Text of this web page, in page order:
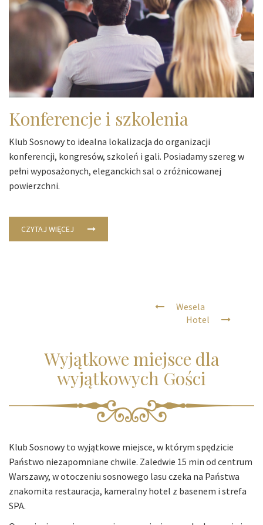
Konferencje i szkolenia
Klub Sosnowy to idealna lokalizacja do organizacji
konferencji, kongresów, szkoleń i gali. Posiadamy szereg w
pełni wyposażonych, eleganckich sal o zróżnicowanej
powierzchni.
CZYTAJ WIĘCEJ
Wesela
Hotel
Wyjątkowe miejsce dla
wyjątkowych Gości
Klub Sosnowy to wyjątkowe miejsce, w którym spędzicie
Państwo niezapomniane chwile. Zaledwie 15 min od centrum
Warszawy, w otoczeniu sosnowego lasu czeka na Państwa
znakomita restauracja, kameralny hotel z basenem i strefa
SPA.